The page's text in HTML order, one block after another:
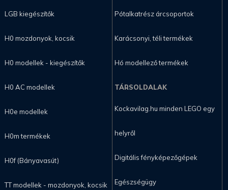
LGB kiegészítők
H0 mozdonyok, kocsik
H0 modellek - kiegészítők
H0 AC modellek
H0e modellek
H0m termékek
H0f (Bányavasút)
TT modellek - mozdonyok, kocsik
Pótalkatrész árcsoportok
Karácsonyi, téli termékek
Hó modellező termékek
TÁRSOLDALAK
Kockavilag.hu minden LEGO egy
helyről
Digitális fényképezőgépek
Egészségügy